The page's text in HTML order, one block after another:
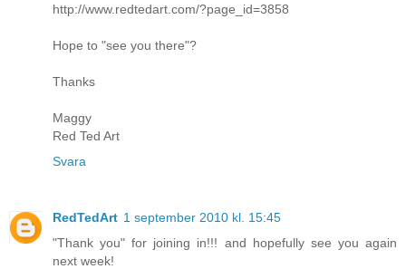
http://www.redtedart.com/?page_id=3858
Hope to "see you there"?
Thanks
Maggy
Red Ted Art
Svara
RedTedArt 1 september 2010 kl. 15:45
"Thank you" for joining in!!! and hopefully see you again
next week!